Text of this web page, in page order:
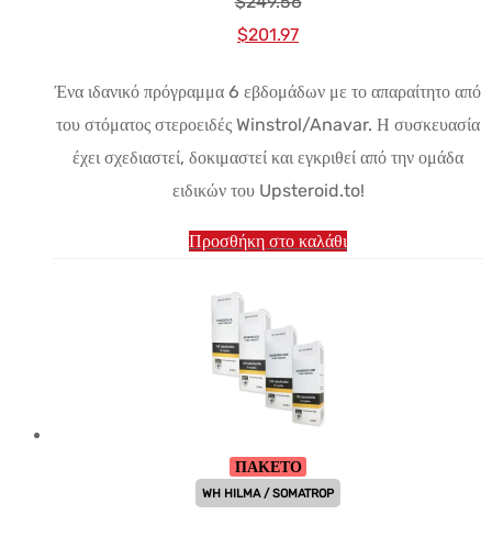
Αρχική
$249.56.
$201.97Η
τιμή
είναι:
$201.97.
Ένα ιδανικό πρόγραμμα 6 εβδομάδων με το απαραίτητο από
του στόματος στεροειδές Winstrol/Anavar. Η συσκευασία
έχει σχεδιαστεί, δοκιμαστεί και εγκριθεί από την ομάδα
ειδικών του Upsteroid.to!
Προσθήκη στο καλάθι
ΠΑΚΕΤΟ
WH HILMA / SOMATROP